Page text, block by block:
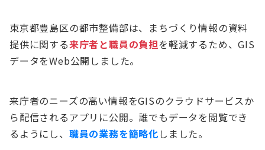
東京都豊島区の都市整備部は、まちづくり情報の資料
提供に関する来庁者と職員の負担を軽減するため、GIS
データをWeb公開しました。
来庁者のニーズの高い情報をGISのクラウドサービスか
ら配信されるアプリに公開。誰でもデータを閲覧でき
るようにし、 職員の業務を簡略化しました。